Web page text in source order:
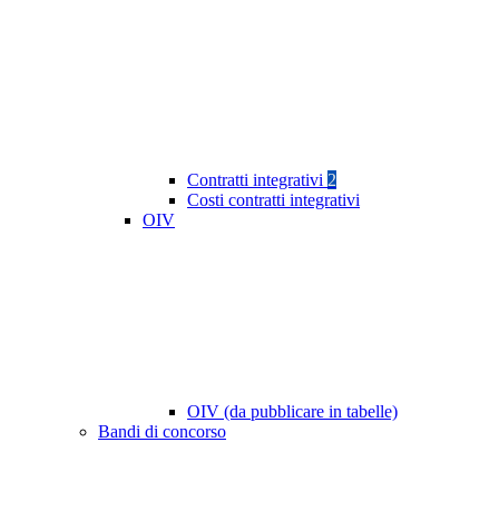
Contratti integrativi 2
Costi contratti integrativi
OIV
OIV (da pubblicare in tabelle)
Bandi di concorso